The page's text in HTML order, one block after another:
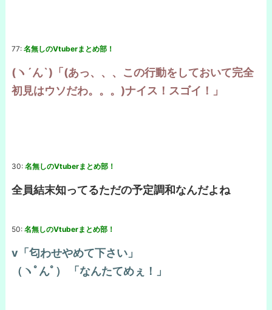
77: 名無しのVtuberまとめ部！
(ヽ´ん`)「(あっ、、、この行動をしておいて完全
初見はウソだわ。。。)ナイス！スゴイ！」
30: 名無しのVtuberまとめ部！
全員結末知ってるただの予定調和なんだよね
50: 名無しのVtuberまとめ部！
v「匂わせやめて下さい」
（ヽﾟんﾟ） 「なんたてめぇ！」